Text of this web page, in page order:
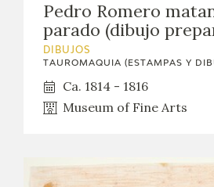
Pedro Romero
parado (dibujo
DIBUJOS
TAUROMAQUIA (ESTAMPAS Y
Ca. 1814 - 1816
Museum of Fine Arts